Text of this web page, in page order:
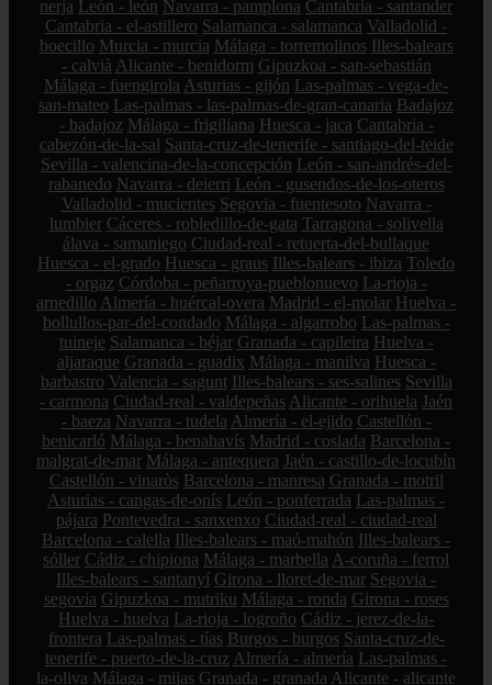
nerja León - león Navarra - pamplona Cantabria - santander
Cantabria - el-astillero Salamanca - salamanca Valladolid -
boecillo Murcia - murcia Málaga - torremolinos Illes-balears
- calvià Alicante - benidorm Gipuzkoa - san-sebastián
Málaga - fuengirola Asturias - gijón Las-palmas - vega-de-
san-mateo Las-palmas - las-palmas-de-gran-canaria Badajoz
- badajoz Málaga - frigiliana Huesca - jaca Cantabria -
cabezón-de-la-sal Santa-cruz-de-tenerife - santiago-del-teide
Sevilla - valencina-de-la-concepción León - san-andrés-del-
rabanedo Navarra - deierri León - gusendos-de-los-oteros
Valladolid - mucientes Segovia - fuentesoto Navarra -
lumbier Cáceres - robledillo-de-gata Tarragona - solivella
álava - samaniego Ciudad-real - retuerta-del-bullaque
Huesca - el-grado Huesca - graus Illes-balears - ibiza Toledo
- orgaz Córdoba - peñarroya-pueblonuevo La-rioja -
arnedillo Almería - huércal-overa Madrid - el-molar Huelva -
bollullos-par-del-condado Málaga - algarrobo Las-palmas -
tuineje Salamanca - béjar Granada - capileira Huelva -
aljaraque Granada - guadix Málaga - manilva Huesca -
barbastro Valencia - sagunt Illes-balears - ses-salines Sevilla
- carmona Ciudad-real - valdepeñas Alicante - orihuela Jaén
- baeza Navarra - tudela Almería - el-ejido Castellón -
benicarló Málaga - benahavís Madrid - coslada Barcelona -
malgrat-de-mar Málaga - antequera Jaén - castillo-de-locubín
Castellón - vinaròs Barcelona - manresa Granada - motril
Asturias - cangas-de-onís León - ponferrada Las-palmas -
pájara Pontevedra - sanxenxo Ciudad-real - ciudad-real
Barcelona - calella Illes-balears - maó-mahón Illes-balears -
sóller Cádiz - chipiona Málaga - marbella A-coruña - ferrol
Illes-balears - santanyí Girona - lloret-de-mar Segovia -
segovia Gipuzkoa - mutriku Málaga - ronda Girona - roses
Huelva - huelva La-rioja - logroño Cádiz - jerez-de-la-
frontera Las-palmas - tías Burgos - burgos Santa-cruz-de-
tenerife - puerto-de-la-cruz Almería - almería Las-palmas -
la-oliva Málaga - mijas Granada - granada Alicante - alicante